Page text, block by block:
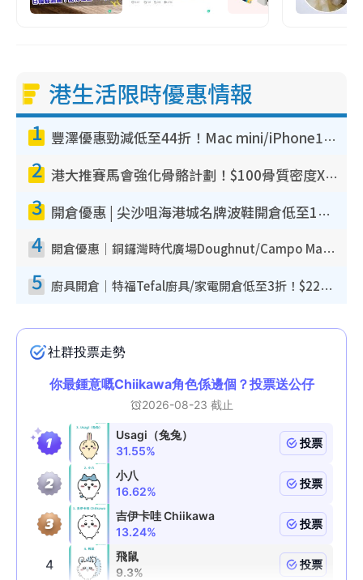
港生活限時優惠情報
1 豐澤優惠勁減低至44折！Mac mini/iPhone17Pro大減價！廚房家電$220起
2 港大推賽馬會強化骨骼計劃！$100骨質密度X光檢查 完成免費運動訓練送超市禮券！附參加資格
3 開倉優惠 | 尖沙咀海港城名牌波鞋開倉低至1折！On鞋$899起／Joy&Peace鞋履$98起
4 開倉優惠｜銅鑼灣時代廣場Doughnut/Campo Marzio開倉低至1折！背囊、書包、手袋劈價$200起
5 廚具開倉｜特福Tefal廚具/家電開倉低至3折！$220起買平底鍋/炒鑊/湯煲！電飯煲/吸塵機/燙斗$418起